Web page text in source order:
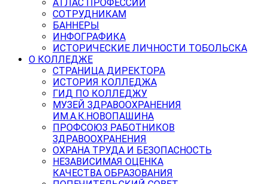
АТЛАС ПРОФЕССИЙ
СОТРУДНИКАМ
БАННЕРЫ
ИНФОГРАФИКА
ИСТОРИЧЕСКИЕ ЛИЧНОСТИ ТОБОЛЬСКА
О КОЛЛЕДЖЕ
СТРАНИЦА ДИРЕКТОРА
ИСТОРИЯ КОЛЛЕДЖА
ГИД ПО КОЛЛЕДЖУ
МУЗЕЙ ЗДРАВООХРАНЕНИЯ
ИМ.А.К.НОВОПАШИНА
ПРОФСОЮЗ РАБОТНИКОВ
ЗДРАВООХРАНЕНИЯ
ОХРАНА ТРУДА И БЕЗОПАСНОСТЬ
НЕЗАВИСИМАЯ ОЦЕНКА
КАЧЕСТВА ОБРАЗОВАНИЯ